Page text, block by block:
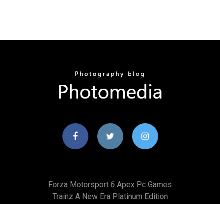
Forza Motorsport 6 Apex Pc Games
Trainz A New Era Platinum Edition